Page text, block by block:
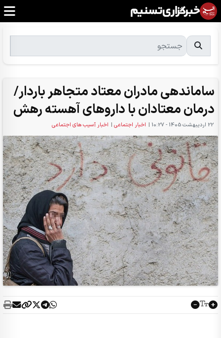
ساماندهی مادران معتاد متجاهر باردار/
درمان معتادان با داروهای آهسته رهش
22 ارديبهشت 1405 - 10:27 | اخبار اجتماعی | اخبار آسیب های اجتماعی